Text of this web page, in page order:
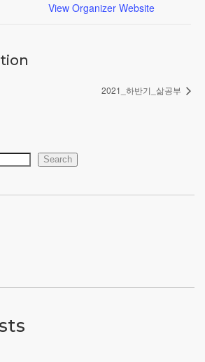
View Organizer Website
2021_하반기_삶공부
Search